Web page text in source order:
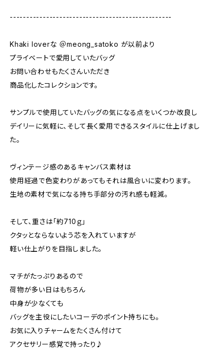
-------------------------------------------------
Khaki loverな ＠meong_satoko が以前より
プライベートで愛用していたバッグ
お問い合わせもたくさんいただき
商品化したコレクションです。
サンプルで使用していたバッグの気になる点をいくつか改良し
デイリーに気軽に、そして長く愛用できるスタイルに仕上げまし
た。
ヴィンテージ感のあるキャンバス素材は
使用経過で色変わりがあってもそれは風合いに変わります。
生地の素材で気になる持ち手部分の汚れ感も軽減。
そして、重さは「約710ｇ」
クタッとならないよう芯を入れていますが
軽い仕上がりを目指しました。
マチがたっぷりあるので
荷物が多い日はもちろん
中身が少なくても
バッグを主役にしたいコーデのポイント持ちにも。
お気に入りチャームをたくさん付けて
アクセサリー感覚で持ったり♪